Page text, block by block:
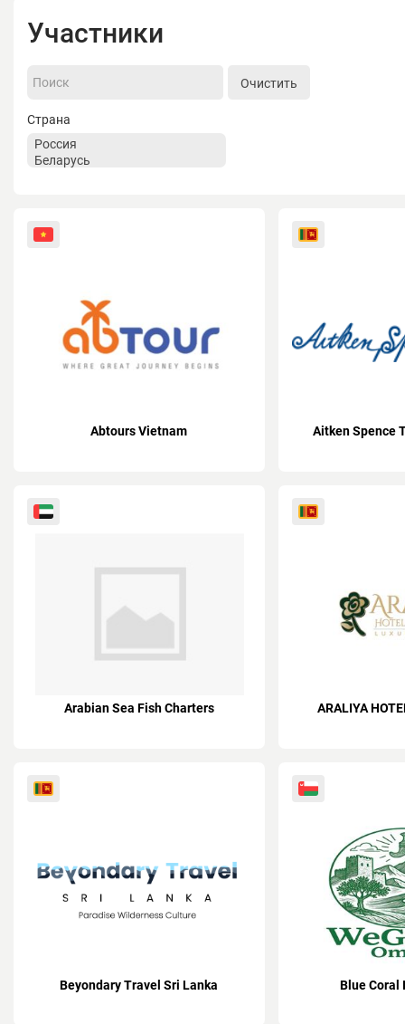
Участники
Очистить
Страна
Abtours Vietnam Aitken Spence
Arabian Sea Fish Charters ARALIYA
Beyondary Travel Sri Lanka Blue Coral